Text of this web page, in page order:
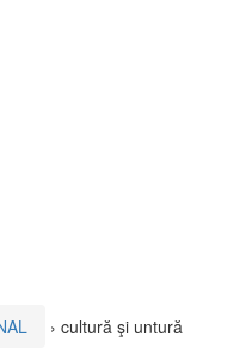
› cultură şi untură